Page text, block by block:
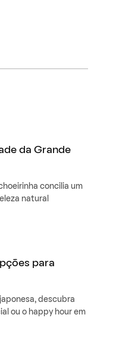
da Grande
concilia um
natural
para
descubra
ou o happy hour em